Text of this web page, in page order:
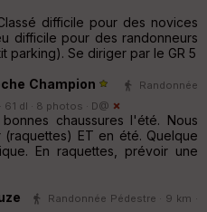
difficile pour des novices
difficile pour des randonneurs
parking). Se diriger par le GR 5
Champion
Randonnée
61 dl · 8 photos · D@
chaussures l'été. Nous
ET en été. Quelque
En raquettes, prévoir une
Randonnée Pédestre · 9 km ·